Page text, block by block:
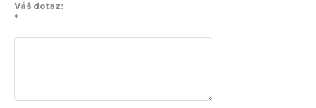
Váš dotaz:
*